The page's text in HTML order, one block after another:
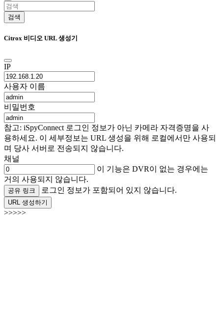
검색
Citrox 비디오 URL 생성기
IP
사용자 이름
비밀번호
참고: iSpyConnect 로그인 정보가 아닌 카메라 자격증명을 사
용하세요. 이 세부정보는 URL 생성을 위해 로컬에서만 사용되
며 당사 서버로 전송되지 않습니다.
채널
이 기능은 DVR이 없는 경우에는
거의 사용되지 않습니다.
공유 링크 로그인 정보가 포함되어 있지 않습니다.
URL 생성하기
>>>>>